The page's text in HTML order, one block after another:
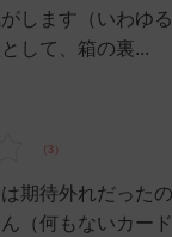
します（いわゆ
して、箱の裏...
期待外れだった
（何もないカー